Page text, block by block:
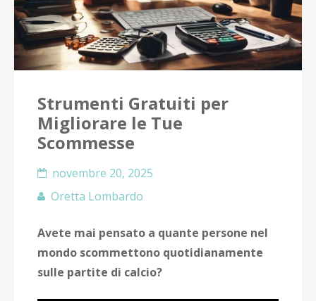
Strumenti Gratuiti per
Migliorare le Tue
Scommesse
novembre 20, 2025
Oretta Lombardo
Avete mai pensato a quante persone nel
mondo scommettono quotidianamente
sulle partite di calcio?